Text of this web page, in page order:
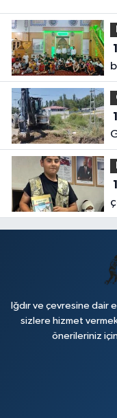
Iğdır ve çevresine dair
sizlere hizmet
önerileriniz